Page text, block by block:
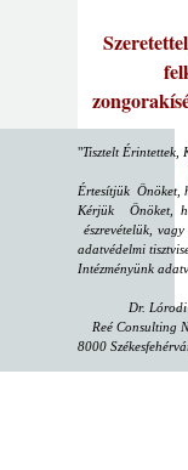
"Tisztelt Érintettek,
Értesítjük Önöket,
Kérjük Önöket,
észrevételük,
adatvédelmi
Intézményünk
Dr. Lórodi
Reé Consulting
8000